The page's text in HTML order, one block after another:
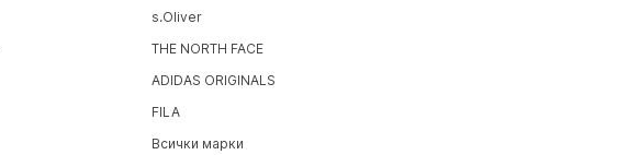
s.Oliver
THE NORTH FACE
ADIDAS ORIGINALS
FILA
Всички марки